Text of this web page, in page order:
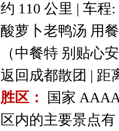
约 110 公里 | 车程
酸萝卜老鸭汤 用
（中餐特 别贴心
返回成都散团 | 距
胜区：
国家
区内的主要景点